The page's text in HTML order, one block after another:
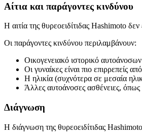
Αίτια και παράγοντες κινδύνου
Η αιτία της θυρεοειδίτιδας Hashimoto
Οι παράγοντες κινδύνου περιλαμβάνουν:
Οικογενειακό ιστορικό
Οι γυναίκες είναι πιο επιρρεπείς
Η ηλικία (συχνότερα σε μεσαία
Άλλες αυτοάνοσες ασθένειες, όπως
Διάγνωση
Η διάγνωση της θυρεοειδίτιδας